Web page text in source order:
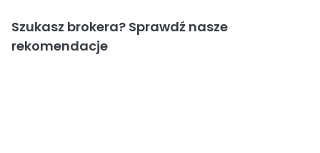
Szukasz brokera? Sprawdź nasze
rekomendacje